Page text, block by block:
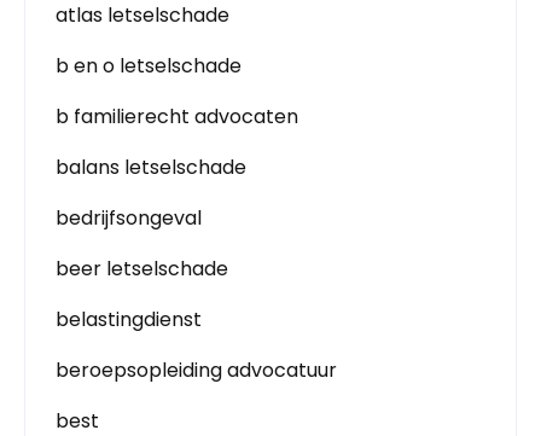
atlas letselschade
b en o letselschade
b familierecht advocaten
balans letselschade
bedrijfsongeval
beer letselschade
belastingdienst
beroepsopleiding advocatuur
best